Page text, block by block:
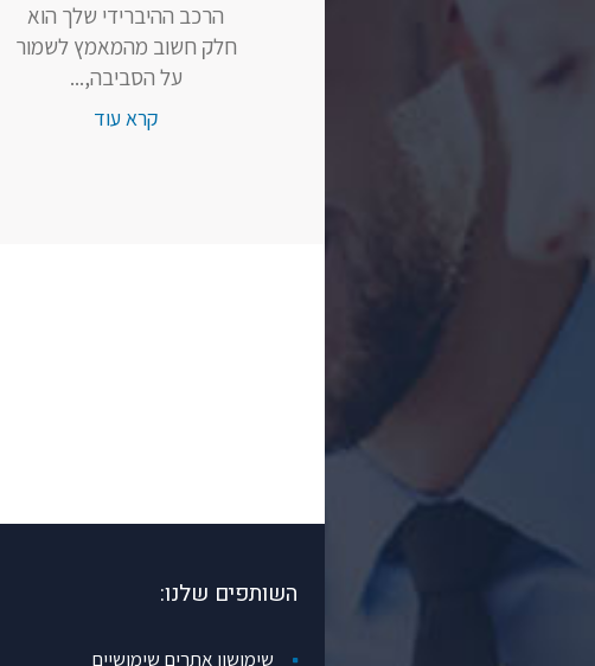
הרכב ההיברידי שלך הוא
חלק חשוב מהמאמץ לשמור
על הסביבה,...
קרא עוד
השותפים שלנו:
שימושון אתרים שימושיים